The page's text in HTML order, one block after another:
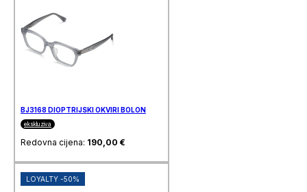
BJ3168 DIOPTRIJSKI OKVIRI BOLON
ekskluziva
Redovna cijena: 190,00 €
LOYALTY -50%